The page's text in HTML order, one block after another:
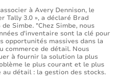
à Avery Dennison, le
Tally 3.0 », a déclaré Brad
Simbe. "Chez Simbe, nous
d'inventaire sont la clé pour
opportunités massives dans la
commerce de détail. Nous
à fournir la solution la plus
le plus courant et le plus
détail : la gestion des stocks.